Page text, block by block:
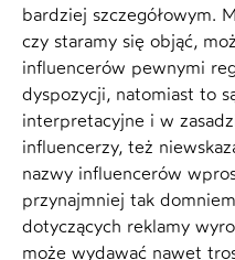
bardziej szczegółowym.
czy staramy się objąć,
influencerów pewnymi
dyspozycji, natomiast to
interpretacyjne i w
influencerzy, też
nazwy influencerów
przynajmniej tak
dotyczących reklamy
może wydawać nawet